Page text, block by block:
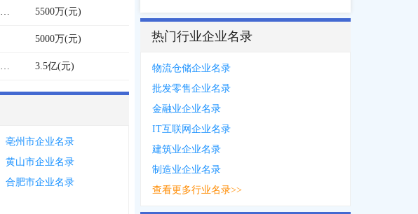
0559***85325500万(元)
5000万(元)
0559***00383.5亿(元)
亳州市企业名录
黄山市企业名录
合肥市企业名录
热门行业企业名录
物流仓储企业名录
批发零售企业名录
金融业企业名录
IT互联网企业名录
建筑业企业名录
制造业企业名录
查看更多行业名录>>